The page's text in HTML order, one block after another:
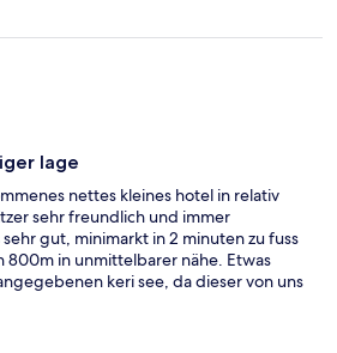
mit Blick auf ein Gebüsch!!! Ich
lage
nettes kleines hotel in relativ
sehr freundlich und immer
gut, minimarkt in 2 minuten zu fuss
800m in unmittelbarer nähe. Etwas
keri see, da dieser von uns
war, da dieser fast gänzlich
Hotel weitab entfernt von den